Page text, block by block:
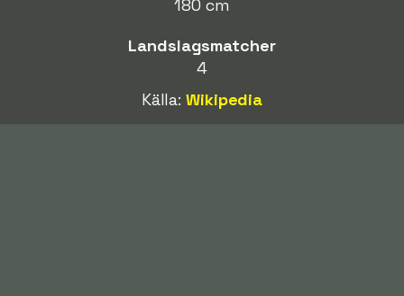
180 cm
Landslagsmatcher
4
Källa:Wikipedia